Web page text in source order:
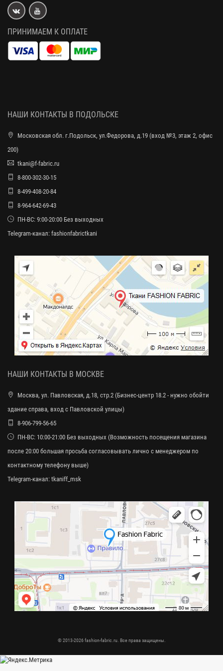
ПРИНИМАЕМ К ОПЛАТЕ
НАШИ КОНТАКТЫ В ПОДОЛЬСКЕ
Московская обл. г.Подольск, ул.Федорова, д.19 (вход №3, этаж 2, офис
200)
tkani@f-fabric.ru
8-800-302-30-15
8-499-408-20-84
8-964-642-69-43
ПН-ВС: 9:00-20:00 Без выходных
Telegram-канал: fashionfabrictkani
НАШИ КОНТАКТЫ В МОСКВЕ
Москва, ул. Павловская, д.18, стр.2 (Бизнес-центр 18.2 - нужно обойти
здание справа, вход с Павловской улицы)
8-906-799-56-65
ПН-ВС: 10:00-21:00 Без выходных (Возможность посещения магазина
после 20:00 большая просьба согласовывать лично с менеджером по
контактному телефону выше)
Telegram-канал: tkaniff_msk
© 2013-2026 fashion-fabric.ru. Все права защищены.